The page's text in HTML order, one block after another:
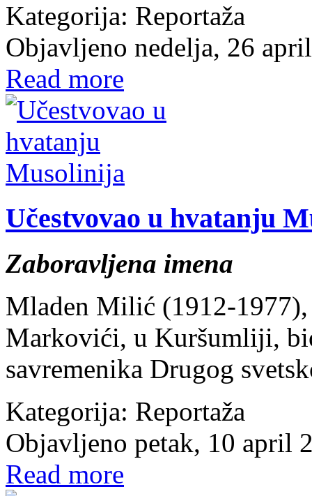
Kategorija: Reportaža
Objavljeno nedelja, 26
Read more
Učestvovao u hvatanju
Zaboravljena imena
Mladen Milić (1912-
Markovići, u Kuršumliji,
savremenika Drugog
Kategorija: Reportaža
Objavljeno petak, 10 april
Read more